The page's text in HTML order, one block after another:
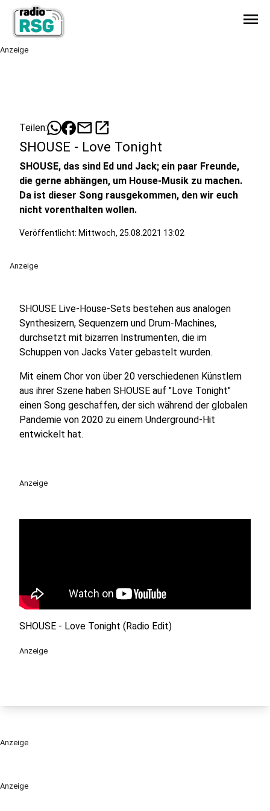
menu
Anzeige
Anzeige
Teilen: mailopen_in_new
SHOUSE - Love Tonight
SHOUSE, das sind Ed und Jack; ein paar Freunde,
die gerne abhängen, um House-Musik zu machen.
Da ist dieser Song rausgekommen, den wir euch
nicht vorenthalten wollen.
Veröffentlicht: Mittwoch, 25.08.2021 13:02
Anzeige
SHOUSE Live-House-Sets bestehen aus analogen
Synthesizern, Sequenzern und Drum-Machines,
durchsetzt mit bizarren Instrumenten, die im
Schuppen von Jacks Vater gebastelt wurden.
Mit einem Chor von über 20 verschiedenen Künstlern
aus ihrer Szene haben SHOUSE auf "Love Tonight"
einen Song geschaffen, der sich während der globalen
Pandemie von 2020 zu einem Underground-Hit
entwickelt hat.
Anzeige
SHOUSE - Love Tonight (Radio Edit)
Anzeige
Anzeige